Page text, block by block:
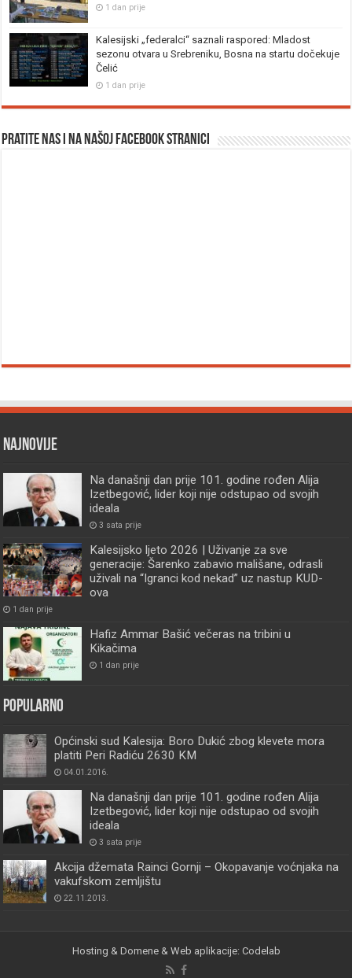
1 dan prije
Kalesijski „federalci“ saznali raspored: Mladost
sezonu otvara u Srebreniku, Bosna na startu dočekuje
Čelić
1 dan prije
Pratite nas i na našoj facebook stranici
Najnovije
Na današnji dan prije 101. godine rođen Alija
Izetbegović, lider koji nije odstupao od svojih
ideala
3 sata prije
Kalesijsko ljeto 2026 | Uživanje za sve
generacije: Šarenko zabavio mališane, odrasli
uživali na “Igranci kod nekad” uz nastup KUD-
ova
1 dan prije
Hafiz Ammar Bašić večeras na tribini u
Kikačima
1 dan prije
Popularno
Općinski sud Kalesija: Boro Dukić zbog klevete mora
platiti Peri Radiću 2630 KM
04.01.2016.
Na današnji dan prije 101. godine rođen Alija
Izetbegović, lider koji nije odstupao od svojih
ideala
3 sata prije
Akcija džemata Rainci Gornji – Okopavanje voćnjaka na
vakufskom zemljištu
22.11.2013.
Hosting & Domene & Web aplikacije: Codelab